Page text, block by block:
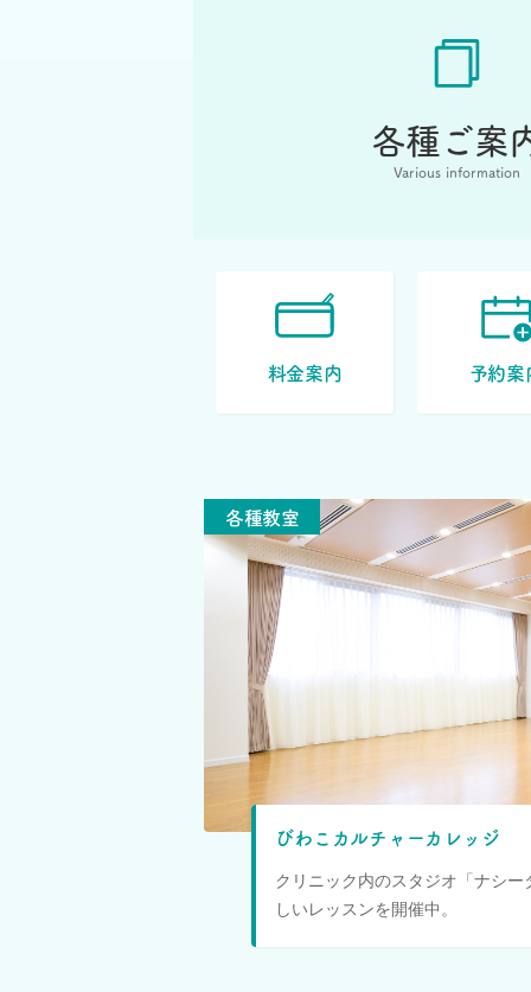
各種ご案
Various information
料金案内 予約案
各種教室
びわこカルチャーカレッジ
クリニック内のスタジオ「ナシ
しいレッスンを開催中。